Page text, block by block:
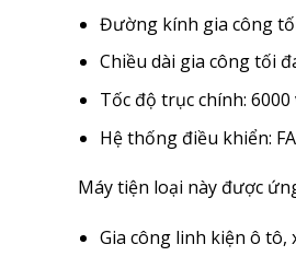
Đường kính gia công
Chiều dài gia công tối
Tốc độ trục chính:
Hệ thống điều khiển:
Máy tiện loại này được
Gia công linh kiện ô tô,